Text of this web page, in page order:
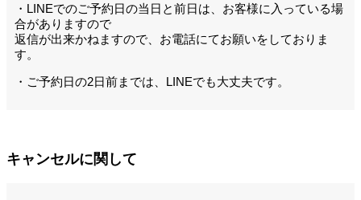
・LINEでのご予約日の当日と前日は、お客様に入っている場
合がありますので
返信が出来かねますので、お電話にてお願いをしておりま
す。
・ご予約日の2日前までは、LINEでも大丈夫です。
キャンセルに関して